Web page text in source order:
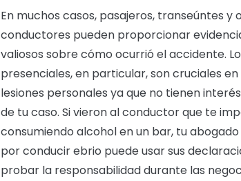
En muchos casos, pasajeros, transeúntes y
conductores pueden proporcionar
valiosos sobre cómo ocurrió el accidente.
presenciales, en particular, son cruciales
lesiones personales ya que no tienen
de tu caso. Si vieron al conductor que te
consumiendo alcohol en un bar, tu
por conducir ebrio puede usar sus
probar la responsabilidad durante las